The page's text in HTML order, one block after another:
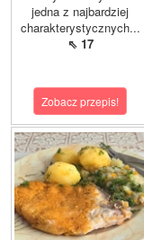
jedna z najbardziej
charakterystycznych...
⇖ 17
Zobacz przepis!